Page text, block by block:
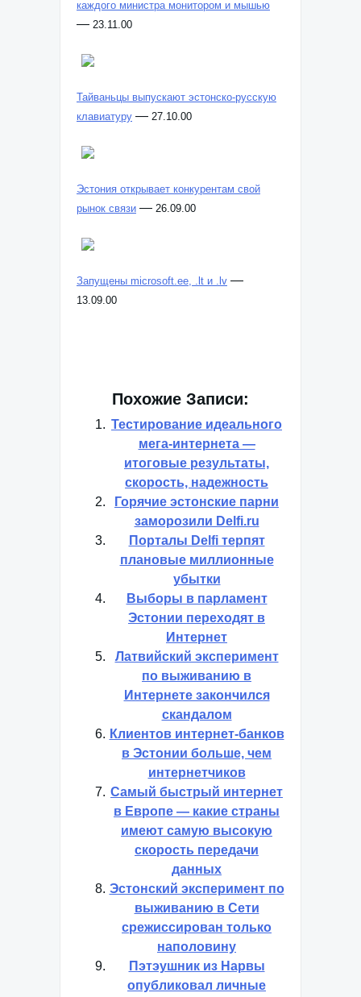
каждого министра монитором и мышью
— 23.11.00
Тайваньцы выпускают эстонско-русскую
клавиатуру — 27.10.00
Эстония открывает конкурентам свой
рынок связи — 26.09.00
Запущены microsoft.ee, .lt и .lv —
13.09.00
Похожие Записи:
Тестирование идеального
мега-интернета —
итоговые результаты,
скорость, надежность
Горячие эстонские парни
заморозили Delfi.ru
Порталы Delfi терпят
плановые миллионные
убытки
Выборы в парламент
Эстонии переходят в
Интернет
Латвийский эксперимент
по выживанию в
Интернете закончился
скандалом
Клиентов интернет-банков
в Эстонии больше, чем
интернетчиков
Самый быстрый интернет
в Европе — какие страны
имеют самую высокую
скорость передачи
данных
Эстонский эксперимент по
выживанию в Сети
срежиссирован только
наполовину
Пэтэушник из Нарвы
опубликовал личные